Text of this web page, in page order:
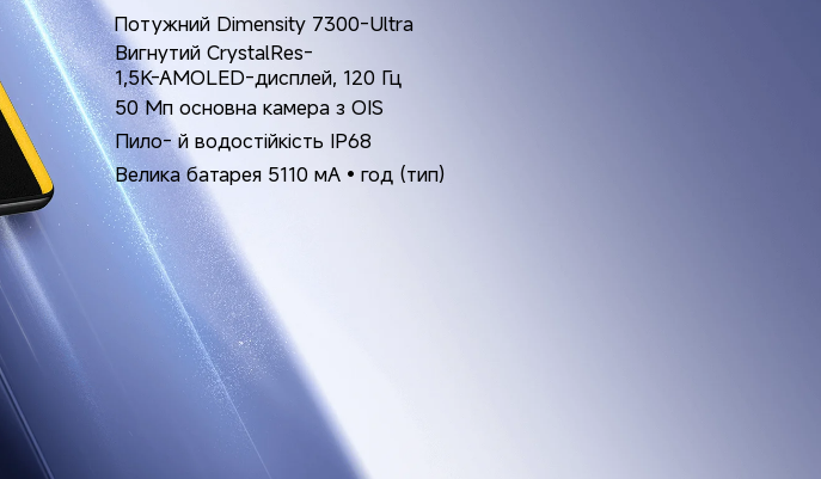
Потужний Dimensity 7300-Ultra
Вигнутий CrystalRes-
1,5K-AMOLED-дисплей, 120 Гц
50 Мп основна камера з OIS
Пило- й водостійкість IP68
Велика батарея 5110 мА•год (тип)